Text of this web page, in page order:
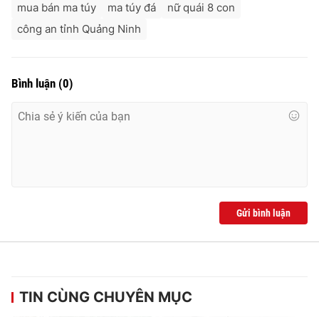
mua bán ma túy
ma túy đá
nữ quái 8 con
công an tỉnh Quảng Ninh
Bình luận (0)
Gửi bình luận
TIN CÙNG CHUYÊN MỤC